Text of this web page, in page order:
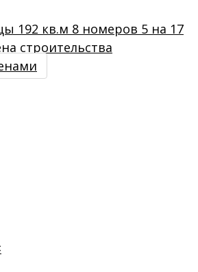
192 кв.м 8 номеров 5 на 17
строительства